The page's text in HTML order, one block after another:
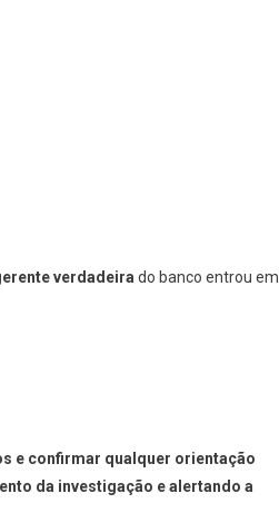
verdadeirado banco entrou em
e confirmar qualquer orientação
da investigação e alertando a